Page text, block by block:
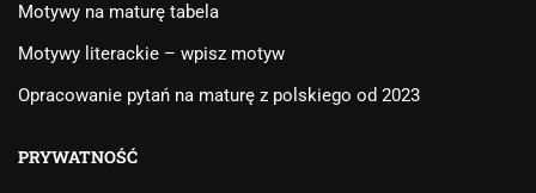
Motywy na maturę tabela
Motywy literackie – wpisz motyw
Opracowanie pytań na maturę z polskiego od 2023
PRYWATNOŚĆ